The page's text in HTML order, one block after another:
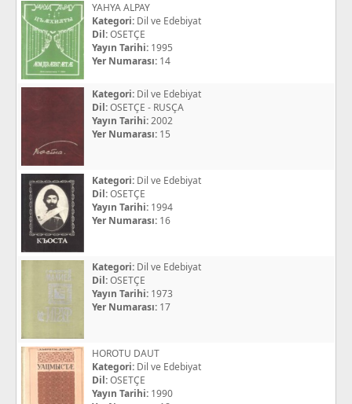
YAHYA ALPAY
Kategori: Dil ve Edebiyat
Dil:OSETÇE
Yayın Tarihi: 1995
Yer Numarası: 14
Kategori: Dil ve Edebiyat
Dil:OSETÇE - RUSÇA
Yayın Tarihi:2002
Yer Numarası: 15
Kategori: Dil ve Edebiyat
Dil:OSETÇE
Yayın Tarihi: 1994
Yer Numarası: 16
Kategori: Dil ve Edebiyat
Dil:OSETÇE
Yayın Tarihi: 1973
Yer Numarası: 17
HOROTU DAUT
Kategori: Dil ve Edebiyat
Dil:OSETÇE
Yayın Tarihi: 1990